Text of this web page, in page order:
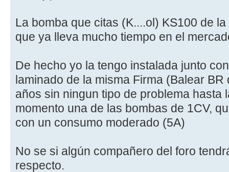
La bomba que citas (K....ol) KS100 de
que ya lleva mucho tiempo en el
De hecho yo la tengo instalada junto
laminado de la misma Firma (Balear
años sin ningun tipo de problema hasta
momento una de las bombas de 1CV,
con un consumo moderado (5A)
No se si algún compañero del foro
respecto.